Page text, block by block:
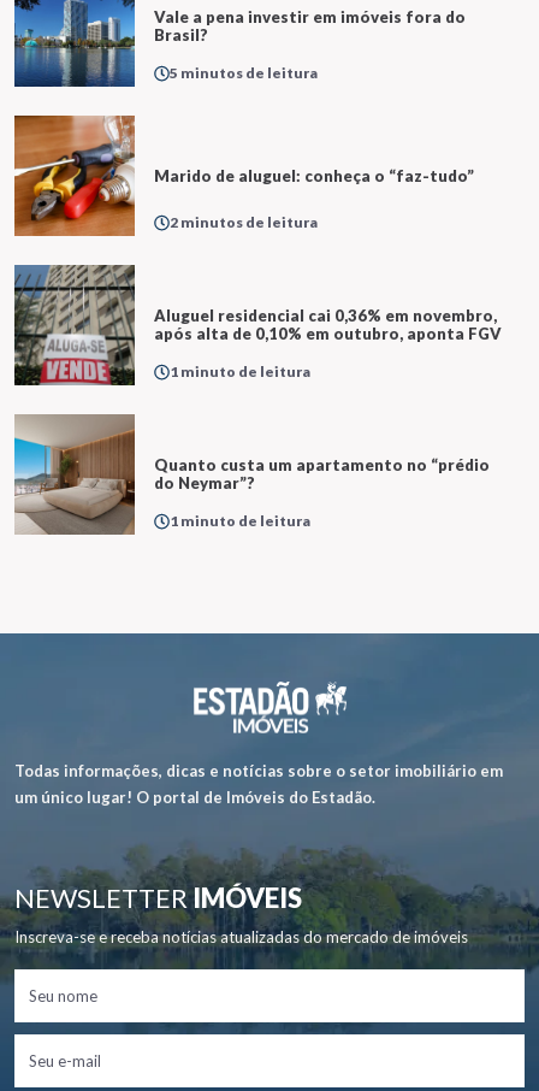
Vale a pena investir em imóveis fora do
Brasil?
5 minutos de leitura
Marido de aluguel: conheça o “faz-tudo”
2 minutos de leitura
Aluguel residencial cai 0,36% em novembro,
após alta de 0,10% em outubro, aponta FGV
1 minuto de leitura
Quanto custa um apartamento no “prédio
do Neymar”?
1 minuto de leitura
Todas informações, dicas e notícias sobre o setor imobiliário em
um único lugar! O portal de Imóveis do Estadão.
NEWSLETTERIMÓVEIS
Inscreva-se e receba notícias atualizadas do mercado de imóveis